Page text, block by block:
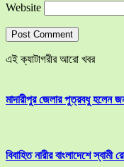
Website
এই ক্যাটাগরীর আরো খবর
মাদারীপুর জেলার পুত্রবধু হলেন
বিবাহিত নারীর বাংলাদেশে স্বামী